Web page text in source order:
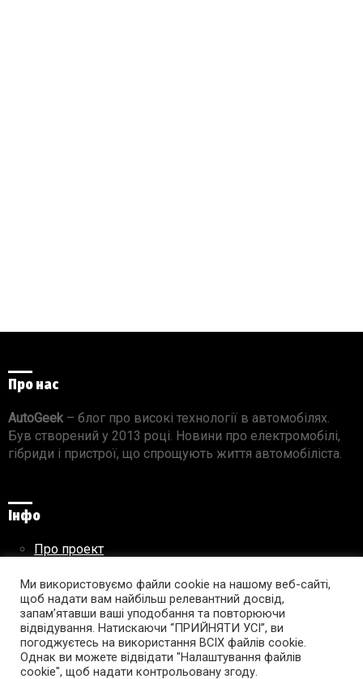
Про нас
AutoGeek– блог про високі технології в автомобілях.
Був створений у 2013 році. Новини про електромобілі,
гібриди і пристрої, що спрощують життя автомобіліста.
Інфо
Про проект
Правила використання матеріалів
Підпишись на AutoGeek!
facebooktwitter instagramyoutube tumblr linkedin
Ми використовуємо файли cookie на нашому веб-сайті,
щоб надати вам найбільш релевантний досвід,
запам’ятавши ваші уподобання та повторюючи
відвідування. Натискаючи “ПРИЙНЯТИ УСІ”, ви
погоджуєтесь на використання ВСІХ файлів cookie.
Однак ви можете відвідати "Налаштування файлів
cookie", щоб надати контрольовану згоду.